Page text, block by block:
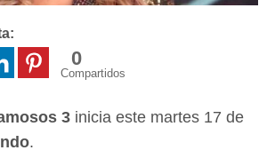
0
Compartidos
3 inicia este martes 17 de
.